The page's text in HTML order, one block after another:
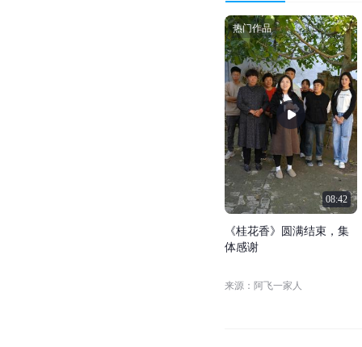
08:42
热门作品
《桂花香》 圆 满结束 ， 集
体感谢
来源：阿飞一家人